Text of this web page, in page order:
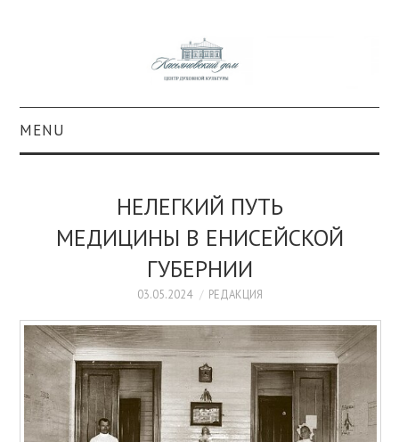
MENU
КОЛЛЕКЦИИ
ОБРАЗОВАНИЕ
ПРОСВЕЩЕНИЕ
НЕЛЕГКИЙ ПУТЬ
МЕДИЦИНЫ В ЕНИСЕЙСКОЙ
ГУБЕРНИИ
03.05.2024 РЕДАКЦИЯ